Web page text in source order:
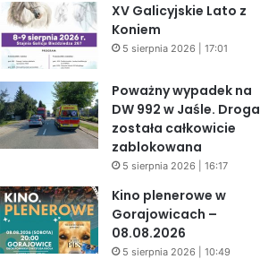
XV Galicyjskie Lato z
Koniem
5 sierpnia 2026 | 17:01
Poważny wypadek na
DW 992 w Jaśle. Droga
została całkowicie
zablokowana
5 sierpnia 2026 | 16:17
Kino plenerowe w
Gorajowicach –
08.08.2026
5 sierpnia 2026 | 10:49